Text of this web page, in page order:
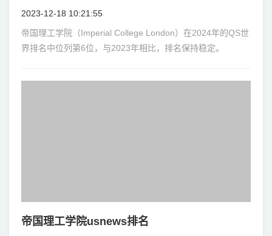
2023-12-18 10:21:55
帝国理工学院（Imperial College London）在2024年的QS世
界排名中位列第6位，与2023年相比，排名保持稳定。
帝国理工学院usnews排名